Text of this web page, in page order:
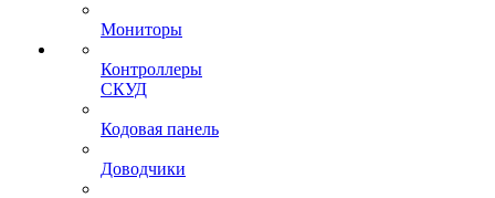
Мониторы
Контроллеры
СКУД
Кодовая панель
Доводчики